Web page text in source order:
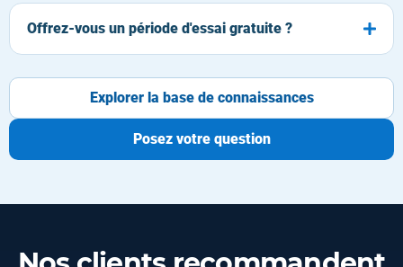
Offrez-vous un période d'essai gratuite ?
Explorer la base de connaissances
Posez votre question